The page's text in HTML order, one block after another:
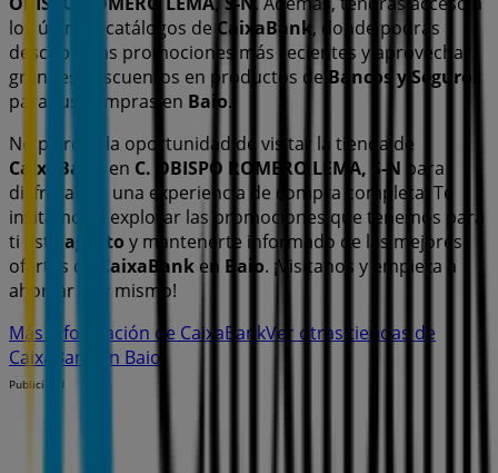
los últimos catálogos de CaixaBank, donde podrás
descubrir las promociones más recientes y aprovechar
grandes descuentos en productos de Bancos y Seguros
para tus compras en Baio.
No pierdas la oportunidad de visitar la tienda de
CaixaBank
en C. OBISPO ROMERO LEMA, S-N para
disfrutar de una experiencia de compra completa. Te
invitamos a explorar las promociones que tenemos para
ti este agosto y mantenerte informado de las mejores
ofertas de
CaixaBank en Baio. ¡Visítanos y empieza a
ahorrar hoy mismo!
Más información de CaixaBankVer otras tiendas de
CaixaBank en Baio
Publicidad